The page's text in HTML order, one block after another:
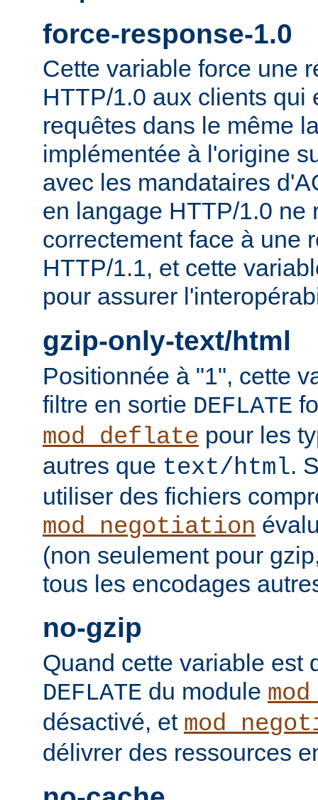
force-response-1.0
Cette variable force une
HTTP/1.0 aux clients qui
requêtes dans le même
implémentée à l'origine
avec les mandataires
en langage HTTP/1.0 ne
correctement face à une
HTTP/1.1, et cette
pour assurer
gzip-only-text/html
Positionnée à "1", cette
filtre en sortie DEFLATE
mod_deflate pour les
autres que text/html.
utiliser des fichiers
mod_negotiation
(non seulement pour
tous les encodages
no-gzip
Quand cette variable est
DEFLATE du module
désactivé, et
délivrer des ressources